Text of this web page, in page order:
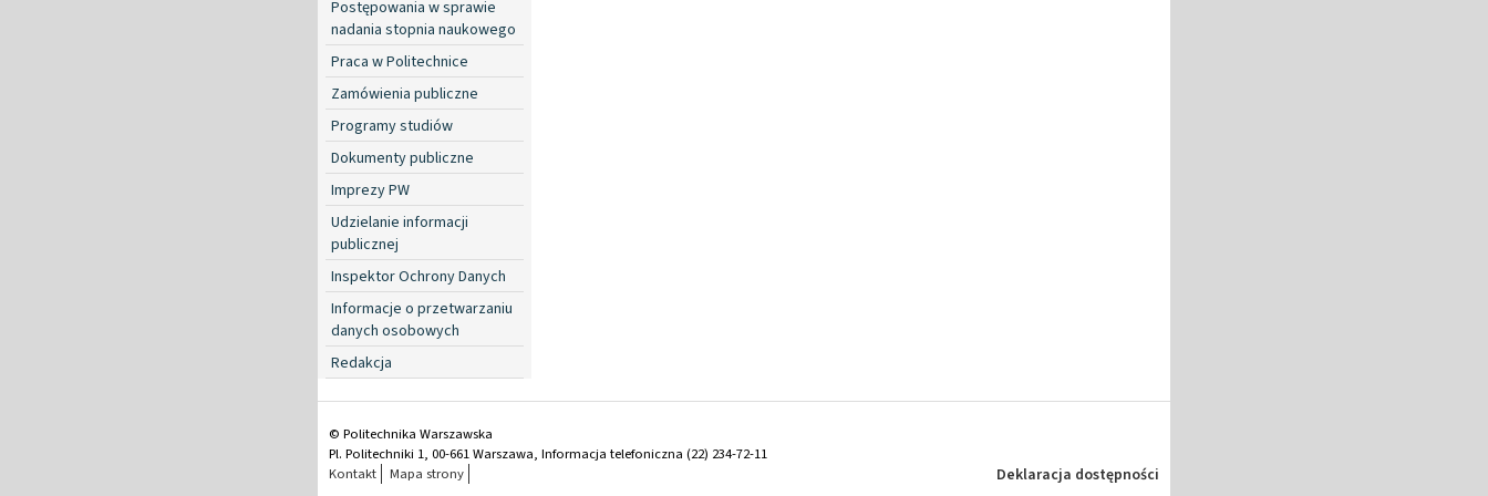
Postępowania w sprawie
nadania stopnia naukowego
Praca w Politechnice
Zamówienia publiczne
Programy studiów
Dokumenty publiczne
Imprezy PW
Udzielanie informacji
publicznej
Inspektor Ochrony Danych
Informacje o przetwarzaniu
danych osobowych
Redakcja
© Politechnika Warszawska
Pl. Politechniki 1, 00-661 Warszawa, Informacja telefoniczna (22) 234-72-11
Kontakt
Mapa strony Deklaracja dostępności